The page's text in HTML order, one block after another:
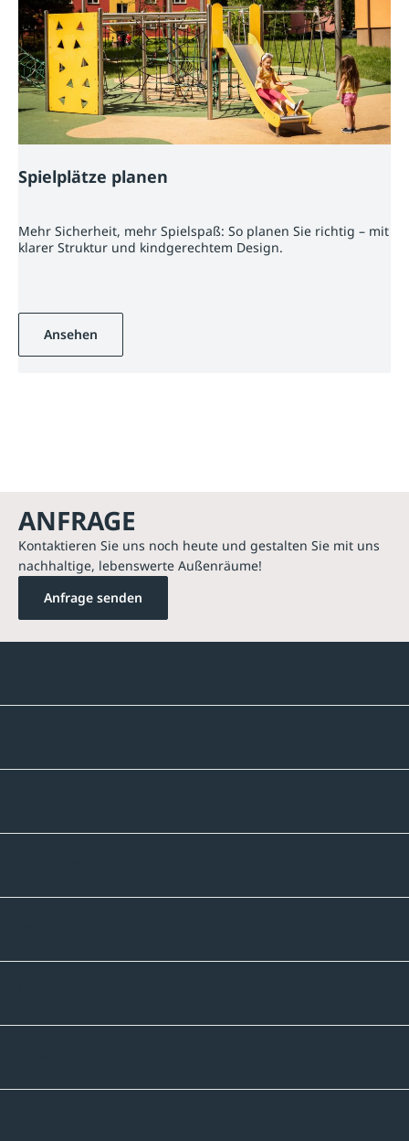
Spielplätze planen
Mehr Sicherheit, mehr Spielspaß: So planen Sie richtig – mit
klarer Struktur und kindgerechtem Design.
Ansehen
ANFRAGE
Kontaktieren Sie uns noch heute und gestalten Sie mit uns
nachhaltige, lebenswerte Außenräume!
Anfrage senden